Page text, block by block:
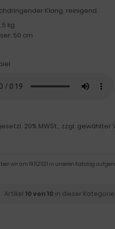
Klang, reinigend.
kg
50 cm
20% MWSt., zzgl.
wir am 19.11.2021 in unseren Katalog
Artikel 10 von 10 in dieser Kategorie